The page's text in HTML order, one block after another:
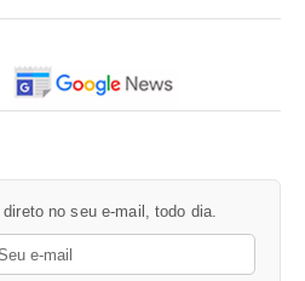
direto no seu e-mail, todo dia.